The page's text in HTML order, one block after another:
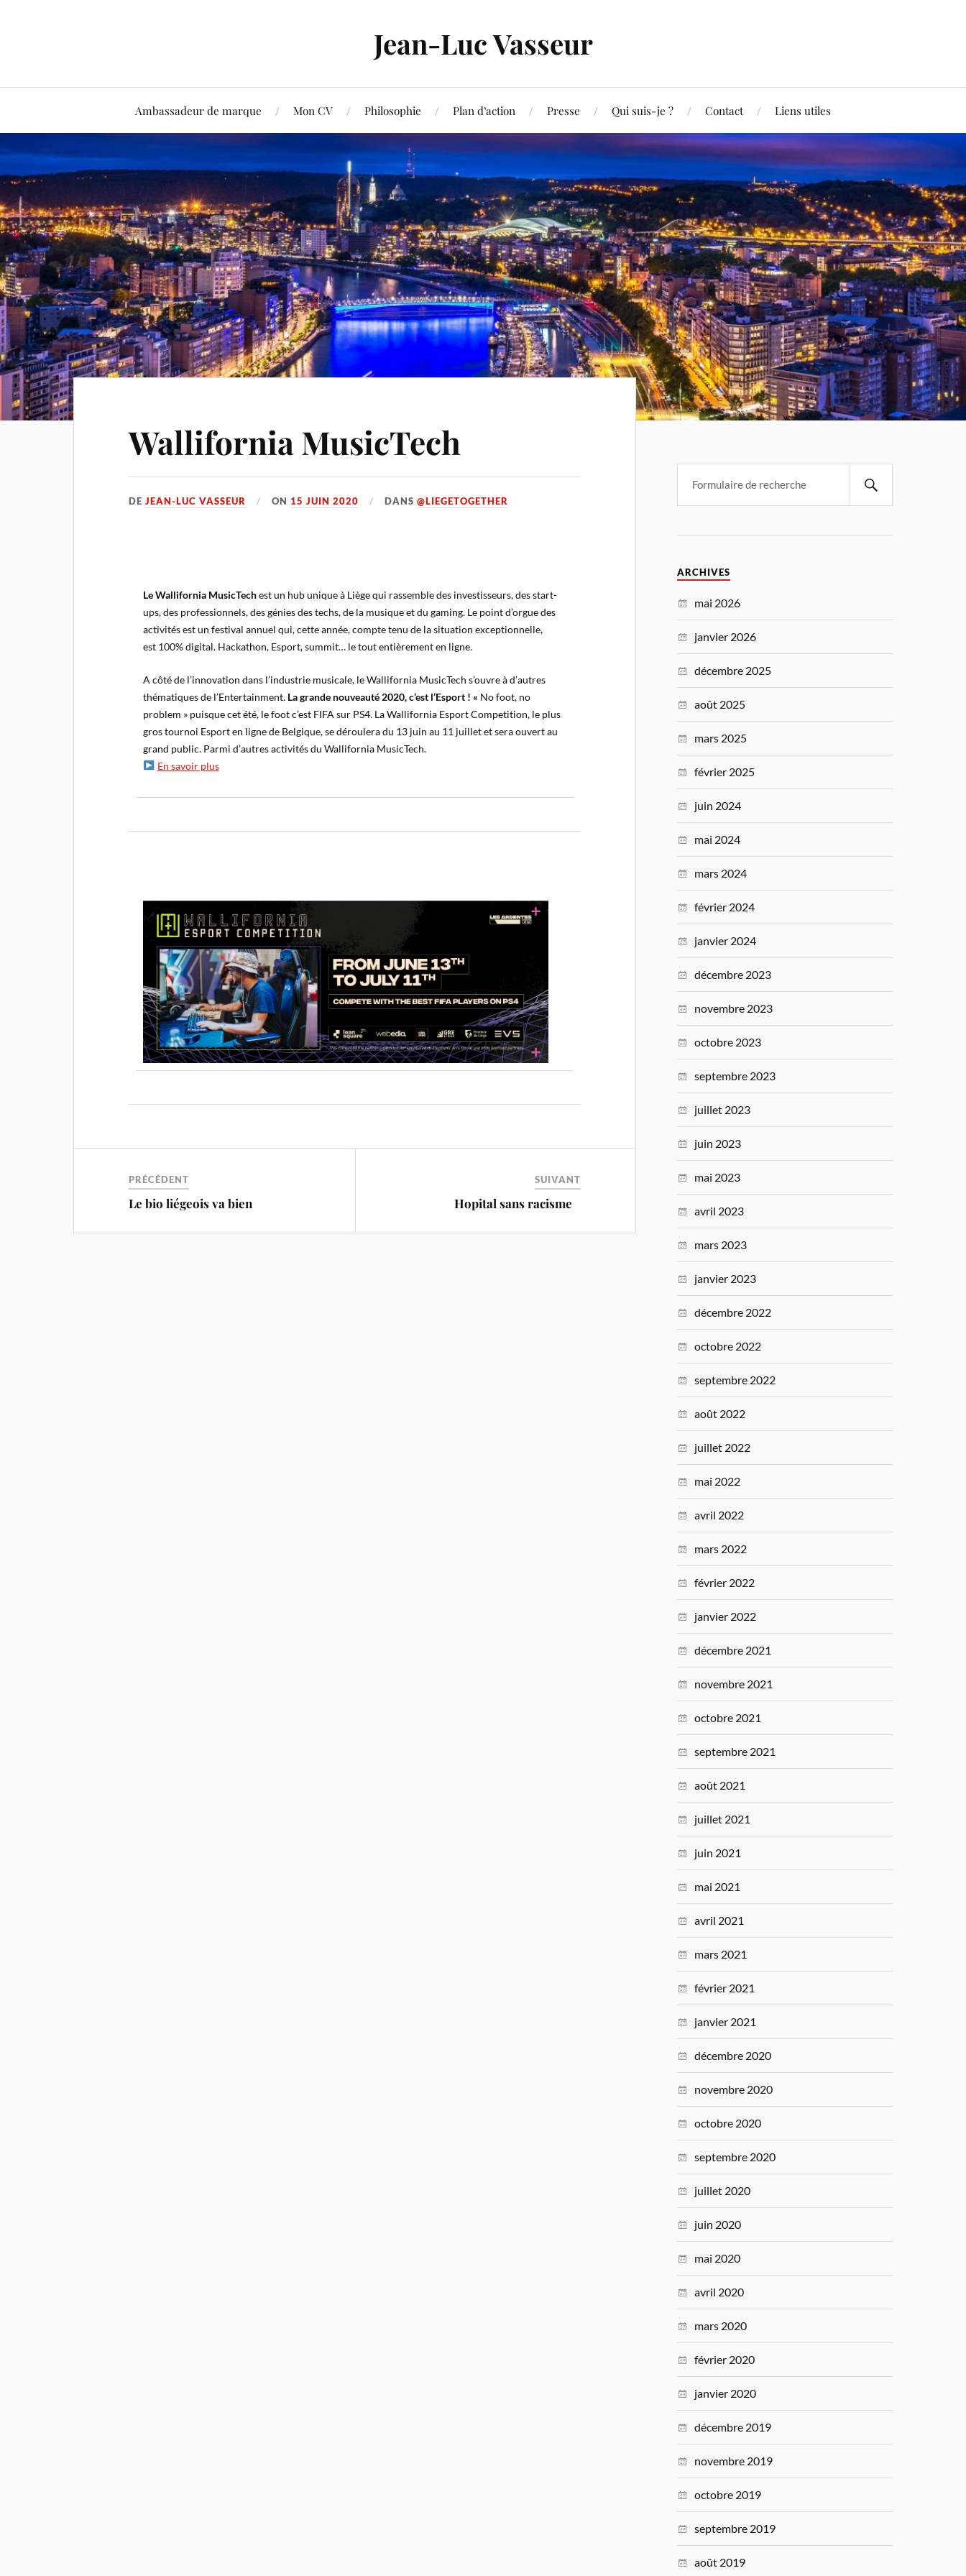
Jean-Luc Vasseur
Ambassadeur de marque Mon CV Philosophie Plan d’action Presse Qui suis-je ? Contact Liens utiles
Wallifornia MusicTech
DEJEAN-LUC VASSEUR ON 15 JUIN 2020 DANS@LIEGETOGETHER
Le Wallifornia MusicTechest un hub unique à Liège qui rassemble des investisseurs, des start-
ups, des professionnels, des génies des techs, de la musique et du gaming. Le point d’orgue des
activités est un festival annuel qui, cette année, compte tenu de la situation exceptionnelle,
est 100% digital. Hackathon, Esport, summit… le tout entièrement en ligne.
A côté de l’innovation dans l’industrie musicale, le Wallifornia MusicTech s’ouvre à d’autres
thématiques de l’Entertainment. La grande nouveauté 2020, c’est l’Esport ! « No foot, no
problem » puisque cet été, le foot c’est FIFA sur PS4. La Wallifornia Esport Competition, le plus
gros tournoi Esport en ligne de Belgique, se déroulera du 13 juin au 11 juillet et sera ouvert au
grand public. Parmi d’autres activités du Wallifornia MusicTech.
En savoir plus
PRÉCÉDENT
Le bio liégeois va bien
SUIVANT
Hopital sans racisme
ARCHIVES
mai 2026
janvier 2026
décembre 2025
août 2025
mars 2025
février 2025
juin 2024
mai 2024
mars 2024
février 2024
janvier 2024
décembre 2023
novembre 2023
octobre 2023
septembre 2023
juillet 2023
juin 2023
mai 2023
avril 2023
mars 2023
janvier 2023
décembre 2022
octobre 2022
septembre 2022
août 2022
juillet 2022
mai 2022
avril 2022
mars 2022
février 2022
janvier 2022
décembre 2021
novembre 2021
octobre 2021
septembre 2021
août 2021
juillet 2021
juin 2021
mai 2021
avril 2021
mars 2021
février 2021
janvier 2021
décembre 2020
novembre 2020
octobre 2020
septembre 2020
juillet 2020
juin 2020
mai 2020
avril 2020
mars 2020
février 2020
janvier 2020
décembre 2019
novembre 2019
octobre 2019
septembre 2019
août 2019